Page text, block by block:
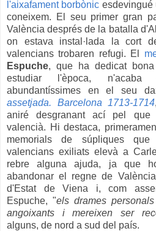
l'aixafament borbònic esdevingué
coneixem. El seu primer gran
València després de la batalla
on estava instal·lada la cort
valencians trobaren refugi. El
Espuche, que ha dedicat
estudiar l'època, n'acaba
abundantíssimes en el seu
assetjada. Barcelona 1713-1714
aniré desgranant ací pel
valencià. Hi destaca,
memorials de súpliques
valencians exiliats elevà a
rebre alguna ajuda, ja que
abandonar el regne de
d'Estat de Viena i, com
Espuche, "els drames
angoixants i mereixen ser
alguns, de nord a sud del país.